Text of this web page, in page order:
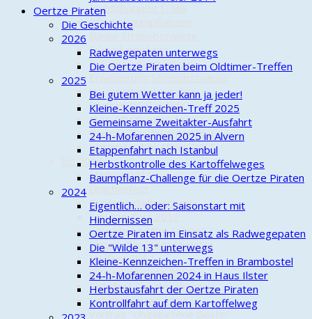
Frühschoppen 1. Mai
Pfingstbaumpflanzen
Erkundungsfahrt
1. Familienfahrradtour
Neues Wartehäuschen
Vortrag DGH in Nds.
Kurs Obstbaumschnitt
Vortrag Rauchwarnmelder
Jahresabschlussfeier 2015
bis 2014
Maifest 2011
Drachenfest
Fördermittelbescheid
Schützenfest 2012
Einweihung "Alte Schule"
Ehrung der Stadt Munster
Hoffest 2014
Streuobstwiese 2014
Richtfest Geräteschuppen
Volkstrauertag 2014
Oertze Piraten
Die Geschichte
2026
Radwegepaten unterwegs
Die Oertze Piraten beim Oldtimer-Treffen
2025
Bei gutem Wetter kann ja jeder!
Kleine-Kennzeichen-Treff 2025
Gemeinsame Zweitakter-Ausfahrt
24-h-Mofarennen 2025 in Alvern
Etappenfahrt nach Istanbul
Herbstkontrolle des Kartoffelweges
Baumpflanz-Challenge für die Oertze Piraten
2024
Eigentlich… oder: Saisonstart mit
Hindernissen
Oertze Piraten im Einsatz als Radwegepaten
Die "Wilde 13" unterwegs
Kleine-Kennzeichen-Treffen in Brambostel
24-h-Mofarennen 2024 in Haus Ilster
Herbstausfahrt der Oertze Piraten
Kontrollfahrt auf dem Kartoffelweg